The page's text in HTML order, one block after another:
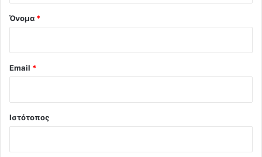
Όνομα *
Email *
Ιστότοπος